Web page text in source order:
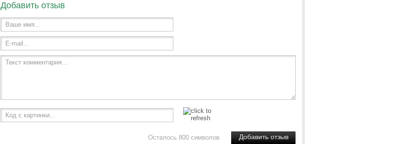
Добавить отзыв
Ваше имя...
E-mail...
Текст комментария...
Код с картинки...
Осталось 800 символов